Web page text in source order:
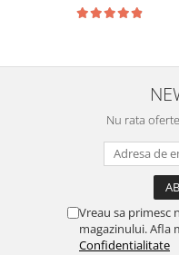
Nu rata
Vreau sa primesc
magazinului. Afla
Confidentialitate